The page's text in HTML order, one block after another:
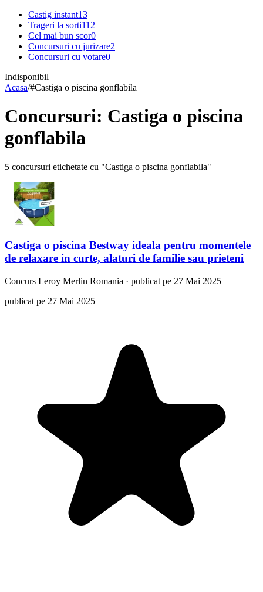
Castig instant13
Trageri la sorti112
Cel mai bun scor0
Concursuri cu jurizare2
Concursuri cu votare0
Indisponibil
Acasa/#Castiga o piscina gonflabila
Concursuri: Castiga o piscina
gonflabila
5 concursuri etichetate cu "Castiga o piscina gonflabila"
Castiga o piscina Bestway ideala pentru momentele
de relaxare in curte, alaturi de familie sau prieteni
Concurs Leroy Merlin Romania · publicat pe 27 Mai 2025
publicat pe 27 Mai 2025